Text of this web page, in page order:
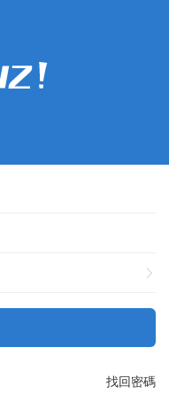
找回密碼